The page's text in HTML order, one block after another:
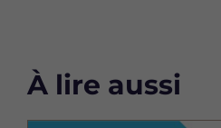
À lire aussi